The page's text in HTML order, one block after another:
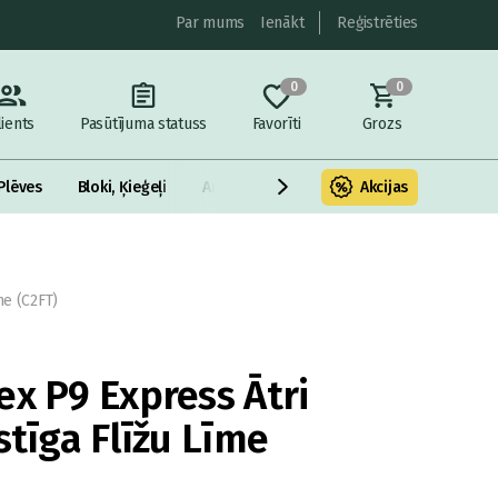
Par mums Ienākt Reģistrēties
Pasūtījuma statuss
0
Favorīti
0
Grozs
Bloki, Ķieģeļi Armatūra un metāls Fasādes
Akcijas
(C2FT)
P9 Express Ātri
Flīžu Līme